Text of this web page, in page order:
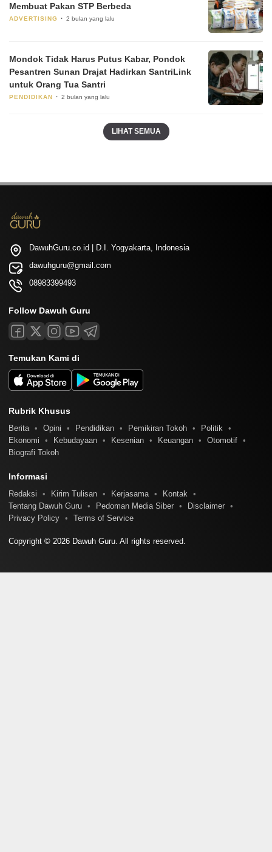
Membuat Pakan STP Berbeda
ADVERTISING 2 bulan yang lalu
Mondok Tidak Harus Putus Kabar, Pondok
Pesantren Sunan Drajat Hadirkan SantriLink
untuk Orang Tua Santri
PENDIDIKAN 2 bulan yang lalu
LIHAT SEMUA
DawuhGuru.co.id | D.I. Yogyakarta, Indonesia
dawuhguru@gmail.com
08983399493
Follow Dawuh Guru
Temukan Kami di
Rubrik Khusus
Berita Opini Pendidikan Pemikiran Tokoh
Politik
Ekonomi
Kebudayaan Kesenian Keuangan
Otomotif
Biografi Tokoh
Informasi
Redaksi Kirim Tulisan Kerjasama
Kontak
Tentang Dawuh Guru
Pedoman Media Siber
Disclaimer
Privacy Policy
Terms of Service
Copyright © 2026 Dawuh Guru. All rights reserved.